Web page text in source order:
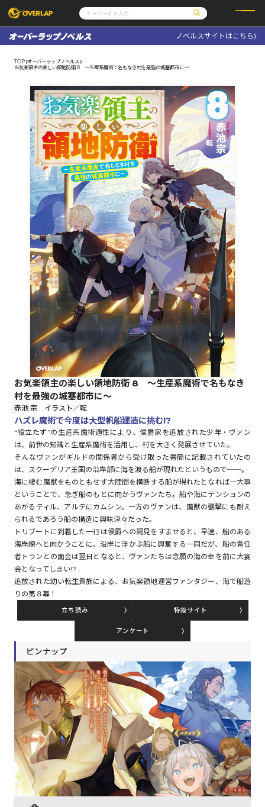
コミックガルド
コミッククリエ
LiQulle
ノベルス
ノベルスf
コミックエッセイ
ポケットモンスター
アニメ
ゲーム
OVERLAP STORE
オーバーラップ広報室
企業
会社概要
採用情報
アクセス
オーバーラップホールディングス
お問い合わせはこちら
オーバーラップ文庫
オーバーラップノベルス
オーバーラップノベルスf
ロサージュノベルス
コミックガルド
リキューレ
コミックパルフェ
ノベルスサイトはこちら
TOP オーバーラップノベルス
お気楽領主の楽しい領地防衛 8 ～生産系魔術で名もなき村を最強の城塞都市に～
お気楽領主の楽しい領地防衛 8 ～生産系魔術で名もなき
村を最強の城塞都市に～
赤池 宗 イラスト／転
ハズレ魔術で今度は大型帆船建造に挑む!?
“役立たず”の生産系魔術適性により、侯爵家を追放された少年・ヴァン
は、前世の知識と生産系魔術を活用し、村を大きく発展させていた。
そんなヴァンがギルドの関係者から受け取った書簡に記載されていたの
は、スクーデリア王国の沿岸部に海を渡る船が現れたというもので──。
海に棲む魔獣をものともせず大陸間を横断する船が現れたとなれば一大事
ということで、急ぎ船のもとに向かうヴァンたち。船や海にテンションの
あがるティル、アルテにカムシン。一方のヴァンは、魔獣の襲撃にも耐え
られるであろう船の構造に興味津々だった。
トリブートに到着した一行は侯爵への謁見をすませると、早速、船のある
海岸線へと向かうことに。沿岸に浮かぶ船に興奮する一同だが、船の責任
者トランとの面会は翌日となると、ヴァンたちは念願の海の幸を前に大宴
会となってしまい!?
追放された幼い転生貴族による、お気楽領地運営ファンタジー、海で船造
りの第８幕！
立ち読み 特設サイト
アンケート
ピンナップ